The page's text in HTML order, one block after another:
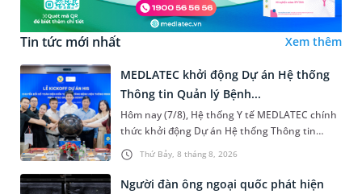
Tin tức mới nhất Xem thêm
Thứ Bảy, 8 tháng 8, 2026
MEDLATEC khởi động Dự án Hệ thống
Thông tin Quản lý Bệnh...
Hôm nay (7/8), Hệ thống Y tế MEDLATEC chính
thức khởi động Dự án Hệ thống Thông tin
Quản lý Bệnh viện (HIS - Hospital Information
System) giai đoạn mới. Dự á...
Người đàn ông ngoại quốc phát hiện